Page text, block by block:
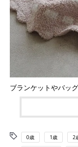
ブランケットやバッ
0歳 1歳 2